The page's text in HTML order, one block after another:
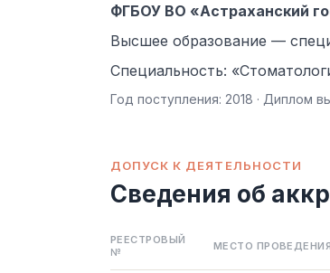
ФГБОУ ВО «Астраханский
Высшее образование —
Специальность:
Год поступления: 2018 · Диплом
ДОПУСК К ДЕЯТЕЛЬНОСТИ
Сведения об
РЕЕСТРОВЫЙ
№
МЕСТО ПРОВЕДЕНИЯ